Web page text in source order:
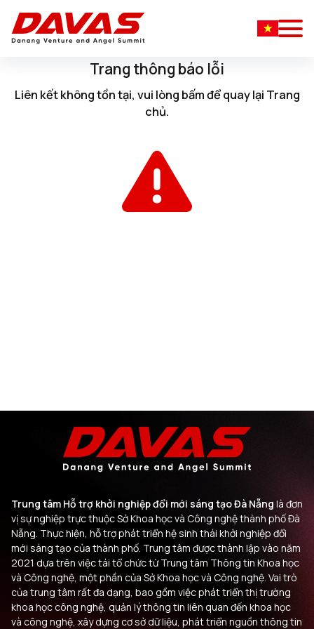
Trang thông báo lỗi
Liên kết không tồn tại, vui lòng bấmđể quay lại Trang
chủ.
Trung tâm Hỗ trợ khởi nghiệp đổi mới sáng tạo Đà Nẵng là đơn
vị sự nghiệp trực thuộc Sở Khoa học và Công nghệ thành phố Đà
Nẵng. Thực hiện, hỗ trợ phát triển hệ sinh thái khởi nghiệp đổi
mới sáng tạo của thành phố. Trung tâm được thành lập vào năm
2021 dựa trên việc tái tổ chức từ Trung tâm Thông tin Khoa học
và Công nghệ, một phần của Sở Khoa học và Công nghệ. Vai trò
của trung tâm rất đa dạng, bao gồm việc phát triển thị trường
khoa học công nghệ, quản lý thông tin liên quan đến khoa học
và công nghệ, xây dựng cơ sở dữ liệu, phát triển nguồn thông tin